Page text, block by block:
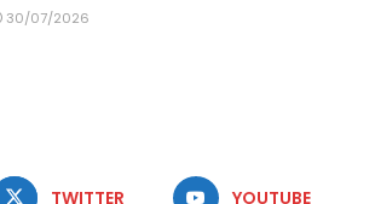
30/07/2026
TWITTER YOUTUBE